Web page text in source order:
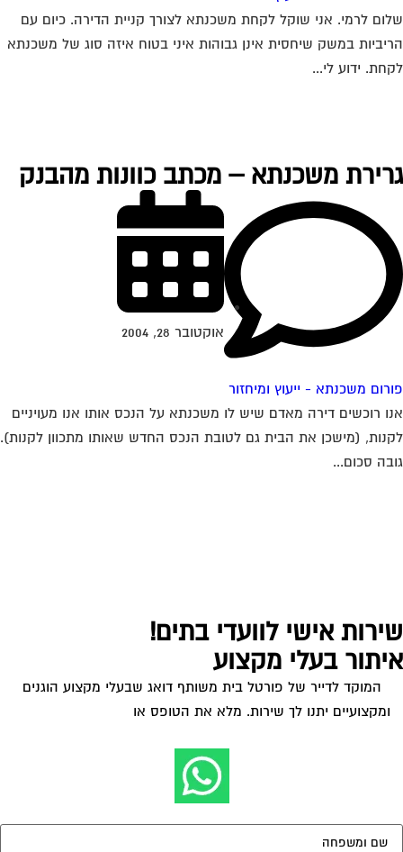
לרמי. אני שוקל לקחת משכנתא לצורך קניית הדירה. כיום עם
במשק שיחסית אינן גבוהות איני בטוח איזה סוג של משכנתא
ידוע לי...
משכנתא – מכתב כוונות מהבנק
משכנתא - ייעוץ ומיחזור
אוקטובר 28, 2004
רוכשים דירה מאדם שיש לו משכנתא על הנכס אותו אנו מעויניים
(מישכן את הבית גם לטובת הנכס החדש שאותו מתכוון לקנות).
סכום...
אישי לוועדי בתים!
בעלי מקצוע
המוקד לדייר של פורטל בית משותף דואג שבעלי מקצוע הוגנים
ומקצועיים יתנו לך שירות. מלא את הטופס אולחץ לשליחת הודעת